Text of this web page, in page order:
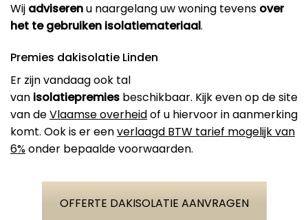
Wij adviserenu naargelang uw woning tevens over
het te gebruiken isolatiemateriaal.
Premies dakisolatie Linden
Er zijn vandaag ook tal
van isolatiepremies beschikbaar. Kijk even op de site
van deVlaamse overheidof u hiervoor in aanmerking
komt. Ook is er eenverlaagd BTW tarief mogelijk van
6%onder bepaalde voorwaarden.
OFFERTE DAKISOLATIE AANVRAGEN